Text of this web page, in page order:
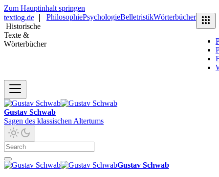
Zum Hauptinhalt springen
textlog.de
Historische
Texte &
Wörterbücher
PhilosophiePsychologieBelletristikWörterbücher
Gustav Schwab
Sagen des klassischen Altertums
Gustav Schwab